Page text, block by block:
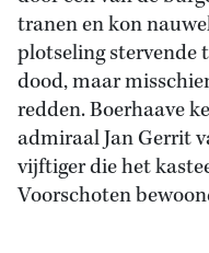
tranen en kon
plotseling stervende
dood, maar
redden. Boerhaave
admiraal Jan Gerrit
vijftiger die het
Voorschoten